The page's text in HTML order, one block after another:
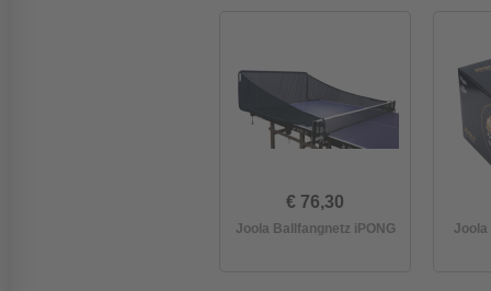
€ 76,30
Joola Ballfangnetz iPONG Joola